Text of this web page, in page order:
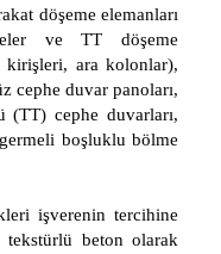
döşeme elemanları
ve TT döşeme
kirişleri, ara kolonlar),
cephe duvar panoları,
(TT) cephe duvarları,
boşluklu bölme
işverenin tercihine
beton olarak